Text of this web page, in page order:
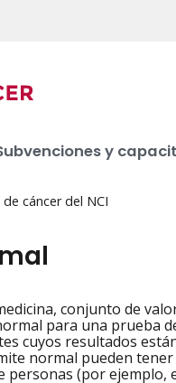
y
cáncer del NCI
conjunto de
para una prueba
cuyos resultados
normal pueden
personas (por ejemplo,